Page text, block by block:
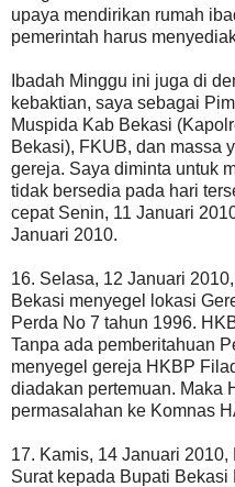
upaya mendirikan rumah
pemerintah harus
Ibadah Minggu ini juga di
kebaktian, saya sebagai
Muspida Kab Bekasi
Bekasi), FKUB, dan massa
gereja. Saya diminta untuk
tidak bersedia pada hari
cepat Senin, 11 Januari
Januari 2010.
16. Selasa, 12 Januari
Bekasi menyegel lokasi
Perda No 7 tahun 1996.
Tanpa ada pemberitahuan
menyegel gereja HKBP
diadakan pertemuan. Maka
permasalahan ke Komnas
17. Kamis, 14 Januari
Surat kepada Bupati